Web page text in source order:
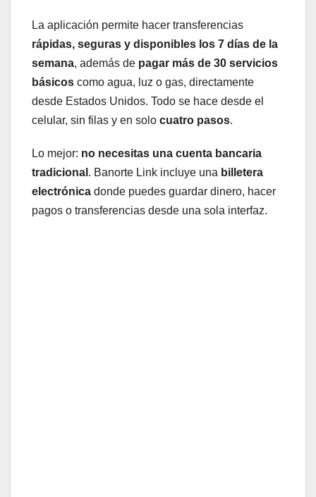
La aplicación permite hacer transferencias
rápidas, seguras y disponibles los 7 días de la
semana, además de pagar más de 30 servicios
básicos como agua, luz o gas, directamente
desde Estados Unidos. Todo se hace desde el
celular, sin filas y en solo cuatro pasos.
Lo mejor: no necesitas una cuenta bancaria
tradicional . Banorte Link incluye una billetera
electrónica donde puedes guardar dinero, hacer
pagos o transferencias desde una sola interfaz.